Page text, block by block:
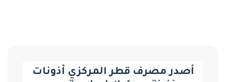
أصدر مصرف قطر المركزي أذونات